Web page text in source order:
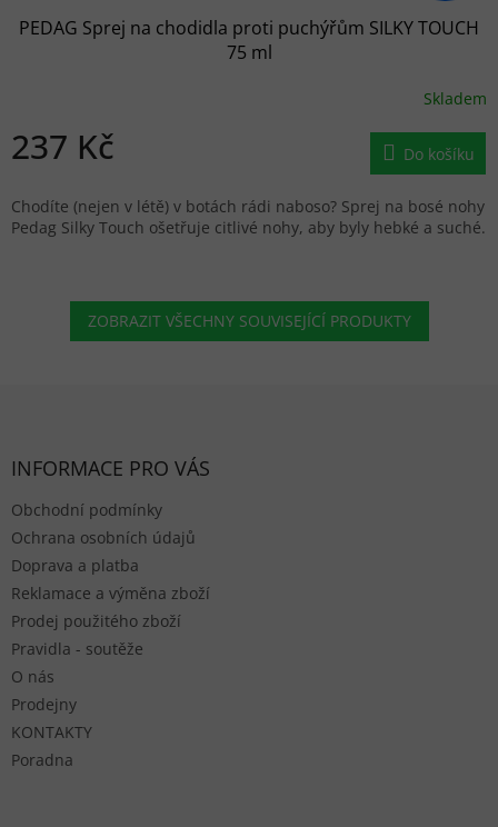
PEDAG Sprej na chodidla proti puchýřům SILKY TOUCH
75 ml
Skladem
237 Kč Do košíku
Chodíte (nejen v létě) v botách rádi naboso? Sprej na bosé nohy
Pedag Silky Touch ošetřuje citlivé nohy, aby byly hebké a suché.
ZOBRAZIT VŠECHNY SOUVISEJÍCÍ PRODUKTY
INFORMACE PRO VÁS
Obchodní podmínky
Ochrana osobních údajů
Doprava a platba
Reklamace a výměna zboží
Prodej použitého zboží
Pravidla - soutěže
O nás
Prodejny
KONTAKTY
Poradna